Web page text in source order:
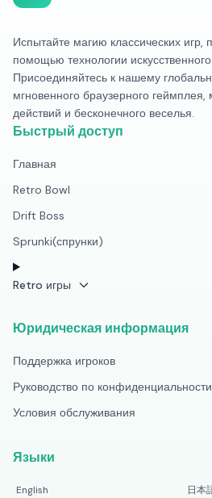
Испытайте магию классических
помощью технологии
Присоединяйтесь к нашему
мгновенного браузерного геймплея,
действий и бесконечного веселья.
Быстрый доступ
Главная
Retro Bowl
Drift Boss
Sprunki(спрунки)
Retro игры
Юридическая информация
Поддержка игроков
Руководство по конфиденциальности
Условия обслуживания
Языки
English 日本